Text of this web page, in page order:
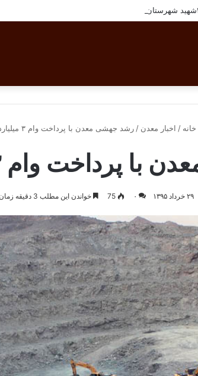
خانه / اخبار معدن / رشد جهشی معدن با پرداخت وام ۳ میلیارد دلاری
وام ۳ میلیارد دلاری
۲۹ خرداد ۱۳۹۵ ۰ 75 خواندن این مطلب 3 دقیقه زمان میبرد